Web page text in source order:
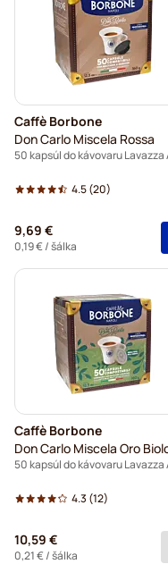
Caffè Borbone
Don Carlo Miscela Rossa
4.5(20)
9,69 €
0,19 €/ šálka
Caffè Borbone
4.3 (12)
10,59 €
0,21 €/ šálka